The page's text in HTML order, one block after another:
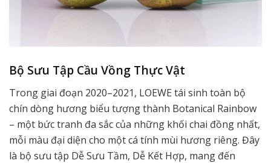
Bộ Sưu Tập Cầu Vồng Thực Vật
Trong giai đoạn 2020–2021, LOEWE tái sinh toàn bộ
chín dòng hương biểu tượng thành Botanical Rainbow
– một bức tranh đa sắc của những khối chai đồng nhất,
mỗi màu đại diện cho một cá tính mùi hương riêng. Đây
là bộ sưu tập Dễ Sưu Tầm, Dễ Kết Hợp, mang đến